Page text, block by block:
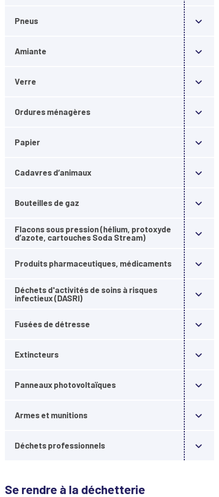
Pneus
Amiante
Verre
Ordures ménagères
Papier
Cadavres d’animaux
Bouteilles de gaz
Flacons sous pression (hélium, protoxyde
d’azote, cartouches Soda Stream)
Produits pharmaceutiques, médicaments
Déchets d'activités de soins à risques
infectieux (DASRI)
Fusées de détresse
Extincteurs
Panneaux photovoltaïques
Armes et munitions
Déchets professionnels
Se rendre à la déchetterie